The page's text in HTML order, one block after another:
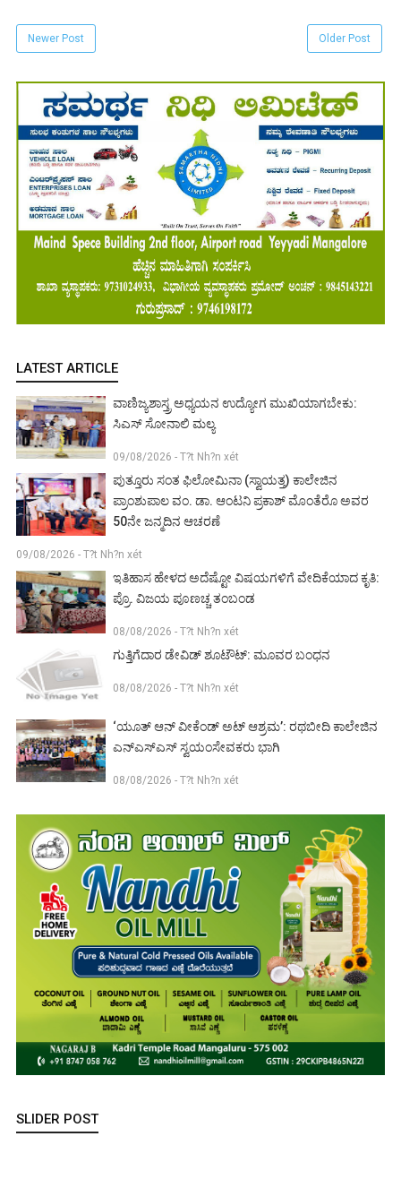
Newer Post Older Post
LATEST ARTICLE
ವಾಣಿಜ್ಯಶಾಸ್ತ್ರ ಅಧ್ಯಯನ ಉದ್ಯೋಗ ಮುಖಿಯಾಗಬೇಕು:
ಸಿಎಸ್ ಸೋನಾಲಿ ಮಲ್ಯ
09/08/2026 - T?t Nh?n xét
ಪುತ್ತೂರು ಸಂತ ಫಿಲೋಮಿನಾ (ಸ್ವಾಯತ್ತ) ಕಾಲೇಜಿನ
ಪ್ರಾಂಶುಪಾಲ ವಂ. ಡಾ. ಆಂಟನಿ ಪ್ರಕಾಶ್ ಮೊಂತೆರೊ ಅವರ
50ನೇ ಜನ್ಮದಿನ ಆಚರಣೆ
09/08/2026 - T?t Nh?n xét
ಇತಿಹಾಸ ಹೇಳದ ಅದೆಷ್ಟೋ ವಿಷಯಗಳಿಗೆ ವೇದಿಕೆಯಾದ ಕೃತಿ:
ಪ್ರೊ. ವಿಜಯ ಪೂಣಚ್ಚ ತಂಬಂಡ
08/08/2026 - T?t Nh?n xét
ಗುತ್ತಿಗೆದಾರ ಡೇವಿಡ್ ಶೂಟೌಟ್: ಮೂವರ ಬಂಧನ
08/08/2026 - T?t Nh?n xét
‘ಯೂತ್ ಆನ್ ವೀಕೆಂಡ್ ಅಟ್ ಆಶ್ರಮ’: ರಥಬೀದಿ ಕಾಲೇಜಿನ
ಎನ್‌ಎಸ್‌ಎಸ್ ಸ್ವಯಂಸೇವಕರು ಭಾಗಿ
08/08/2026 - T?t Nh?n xét
SLIDER POST